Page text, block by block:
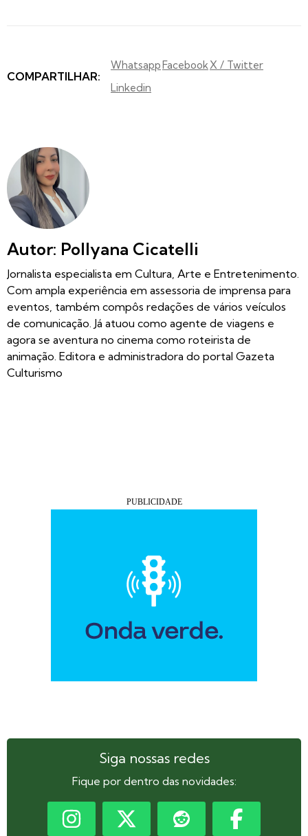
COMPARTILHAR:
WhatsappFacebookX / Twitter
Linkedin
Autor: Pollyana Cicatelli
Jornalista especialista em Cultura, Arte e Entretenimento.
Com ampla experiência em assessoria de imprensa para
eventos, também compôs redações de vários veículos
de comunicação. Já atuou como agente de viagens e
agora se aventura no cinema como roteirista de
animação. Editora e administradora do portal Gazeta
Culturismo
Siga nossas redes
Fique por dentro das novidades: